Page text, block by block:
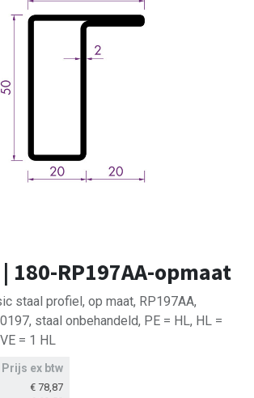
180-RP197AA-opmaat
staal profiel, op maat, RP197AA,
staal onbehandeld, PE = HL, HL =
= 1 HL
Prijs ex btw
€ 78,87